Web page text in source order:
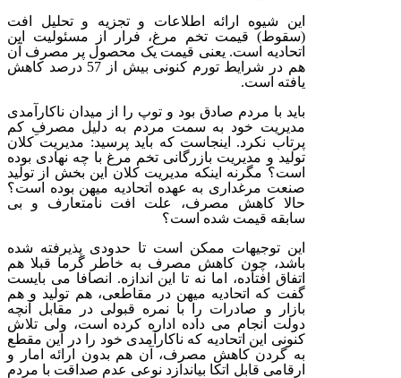
این شیوه ارائه اطلاعات و تجزیه و تحلیل افت
(سقوط) قیمت تخم مرغ، فرار از مسئولیت این
اتحادیه است. یعنی قیمت یک محصول پر مصرف آن
هم در شرایط تورم کنونی بیش از 57 درصد کاهش
یافته است.
باید با مردم صادق بود و توپ را از میدان ناکارآمدی
مدیریت خود به سمت مردم به دلیل مصرفِ کم
پرتاب نکرد. اینجاست که باید پرسید: مدیریت کلان
تولید و مدیریت بازرگانی تخم مرغ با چه نهادی بوده
است؟ مگرنه اینکه مدیریت کلان این بخش از تولید
صنعت مرغداری به عهده اتحادیه میهن بوده است؟
حالا کاهش مصرف، علت افت نامتعارف و بی
سابقه قیمت شده است؟
این توجیهات ممکن است تا حدودی پذیرفته شده
باشد، چون کاهش مصرف به خاطر گرما قبلا هم
اتفاق افتاده، اما نه تا این اندازه. انصافا می بایست
گفت که اتحادیه میهن در مقاطعی، هم تولید و هم
بازار و صادرات را با نمره قبولی در مقابل آنچه
دولت انجام می داده اداره کرده است، ولی تلاش
کنونی این اتحادیه که ناکارآمدی خود را در این مقطع
به گردن کاهش مصرف، آن هم بدون ارائه امار و
ارقامی قابل اتکا بیاندازد نوعی عدم صداقت با مردم